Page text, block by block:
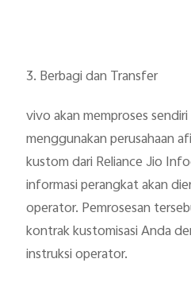
3. Berbagi dan Transfer
vivo akan memproses
menggunakan perusahaan
kustom dari Reliance Jio
informasi perangkat akan
operator. Pemrosesan
kontrak kustomisasi Anda
instruksi operator.